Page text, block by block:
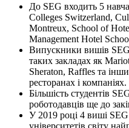
До SEG входить 5
Colleges Switzerland,
Montreux, School of
Management Hotel
Випускники вишів
таких закладах як
Sheraton, Raffles та
ресторанах і компаніях.
Більшість студентів
роботодавців ще до
У 2019 році 4 виші
університетів світу